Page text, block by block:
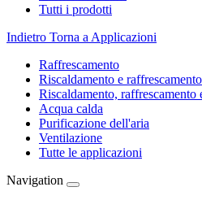
Tutti i prodotti
Indietro Torna a Applicazioni
Raffrescamento
Riscaldamento e raffrescamento
Riscaldamento, raffrescamento
Acqua calda
Purificazione dell'aria
Ventilazione
Tutte le applicazioni
Navigation